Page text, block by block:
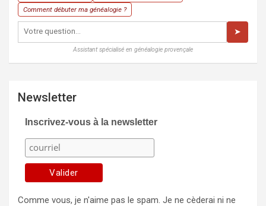
Comment débuter ma généalogie ?
➤
Assistant spécialisé en généalogie provençale
Newsletter
Inscrivez-vous à la newsletter
Comme vous, je n'aime pas le spam. Je ne cèderai ni ne